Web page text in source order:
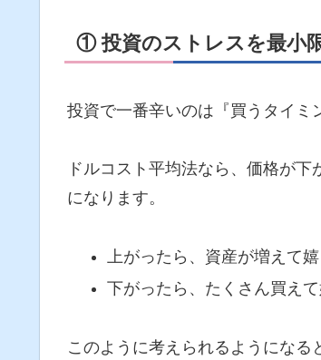
① 投資のストレスを最小
投資で一番辛いのは『買うタイミ
ドルコスト平均法なら、価格が
になります。
上がったら、資産が増えて
下がったら、たくさん買え
このように考えられるようになる